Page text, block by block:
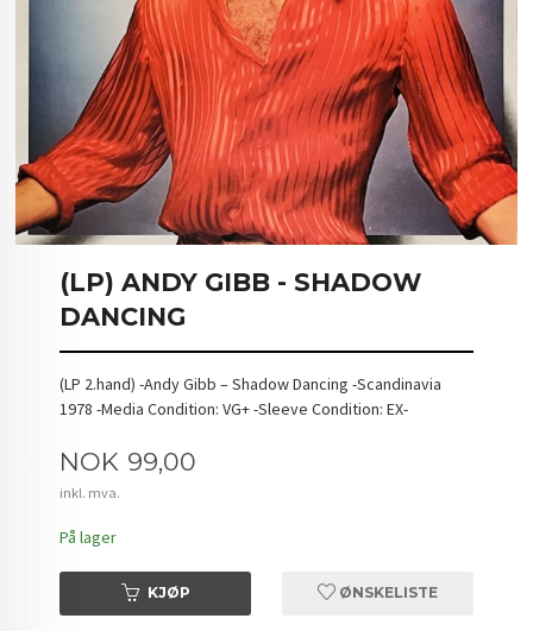
(LP) ANDY GIBB - SHADOW
DANCING
(LP 2.hand) -Andy Gibb – Shadow Dancing -Scandinavia
1978 -Media Condition: VG+ -Sleeve Condition: EX-
Pris
NOK 99,00
inkl. mva.
På lager
KJØP ØNSKELISTE